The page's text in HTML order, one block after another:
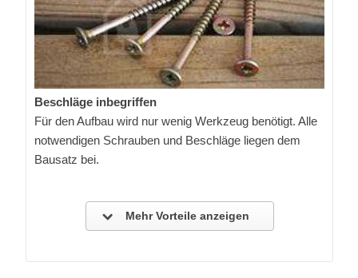
Beschläge inbegriffen
Für den Aufbau wird nur wenig Werkzeug benötigt. Alle
notwendigen Schrauben und Beschläge liegen dem
Bausatz bei.
Mehr Vorteile anzeigen